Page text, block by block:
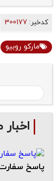
کدخبر:
مارکو روبیو
پاسخ سفارت